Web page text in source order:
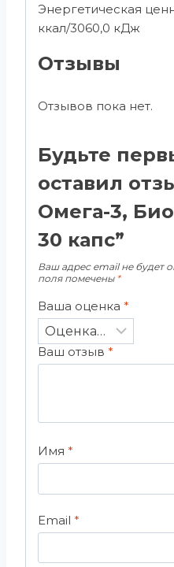
Энергетическая
ккал/3060,0 кДж
Отзывы
Отзывов пока нет.
Будьте
оставил
Омега-3,
30 капс”
Ваш адрес email не будет
поля помечены *
Ваша оценка *
Ваш отзыв *
Имя *
Email *